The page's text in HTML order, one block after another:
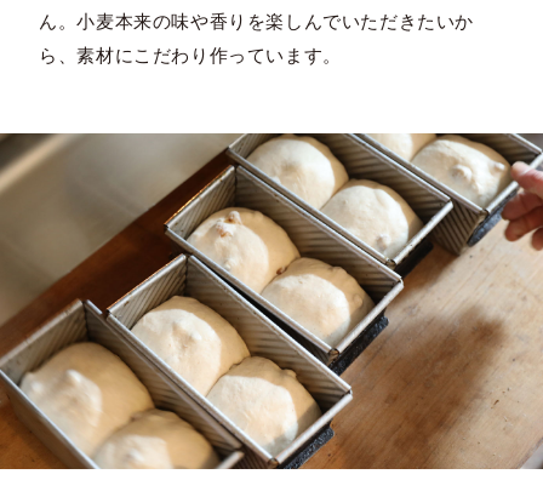
ん。小麦本来の味や香りを楽しんでいただきたいか
ら、素材にこだわり作っています。